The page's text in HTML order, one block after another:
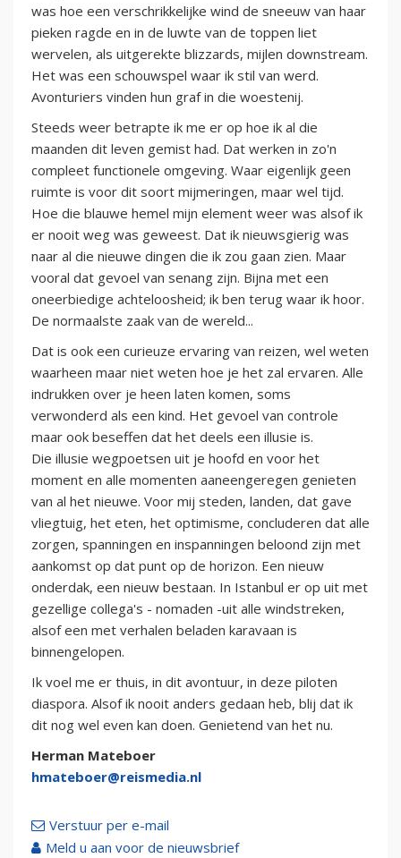
was hoe een verschrikkelijke wind de sneeuw van haar
pieken ragde en in de luwte van de toppen liet
wervelen, als uitgerekte blizzards, mijlen downstream.
Het was een schouwspel waar ik stil van werd.
Avonturiers vinden hun graf in die woestenij.
Steeds weer betrapte ik me er op hoe ik al die
maanden dit leven gemist had. Dat werken in zo'n
compleet functionele omgeving. Waar eigenlijk geen
ruimte is voor dit soort mijmeringen, maar wel tijd.
Hoe die blauwe hemel mijn element weer was alsof ik
er nooit weg was geweest. Dat ik nieuwsgierig was
naar al die nieuwe dingen die ik zou gaan zien. Maar
vooral dat gevoel van senang zijn. Bijna met een
oneerbiedige achteloosheid; ik ben terug waar ik hoor.
De normaalste zaak van de wereld...
Dat is ook een curieuze ervaring van reizen, wel weten
waarheen maar niet weten hoe je het zal ervaren. Alle
indrukken over je heen laten komen, soms
verwonderd als een kind. Het gevoel van controle
maar ook beseffen dat het deels een illusie is.
Die illusie wegpoetsen uit je hoofd en voor het
moment en alle momenten aaneengeregen genieten
van al het nieuwe. Voor mij steden, landen, dat gave
vliegtuig, het eten, het optimisme, concluderen dat alle
zorgen, spanningen en inspanningen beloond zijn met
aankomst op dat punt op de horizon. Een nieuw
onderdak, een nieuw bestaan. In Istanbul er op uit met
gezellige collega's - nomaden -uit alle windstreken,
alsof een met verhalen beladen karavaan is
binnengelopen.
Ik voel me er thuis, in dit avontuur, in deze piloten
diaspora. Alsof ik nooit anders gedaan heb, blij dat ik
dit nog wel even kan doen. Genietend van het nu.
Herman Mateboer
hmateboer@reismedia.nl
Verstuur per e-mail
Meld u aan voor de nieuwsbrief